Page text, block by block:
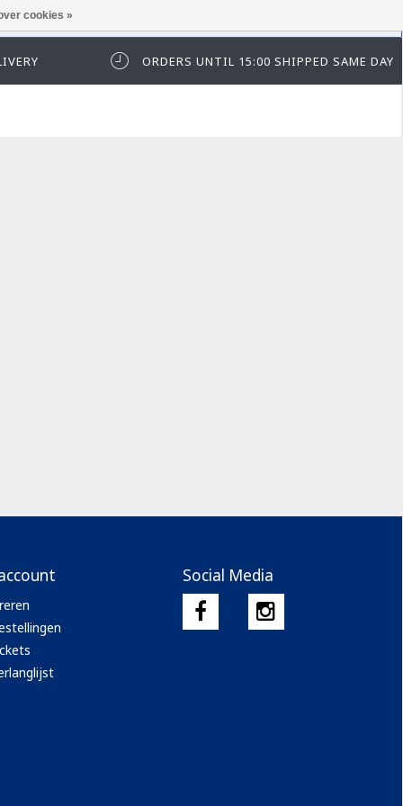
in te loggen of te registeren.
ORDERS UNTIL 15:00 SHIPPED SAME DAY
Social Media
cookies »